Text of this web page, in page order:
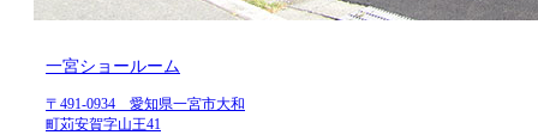
一宮ショールーム
〒491-0934 愛知県一宮市大和
町苅安賀字山王41